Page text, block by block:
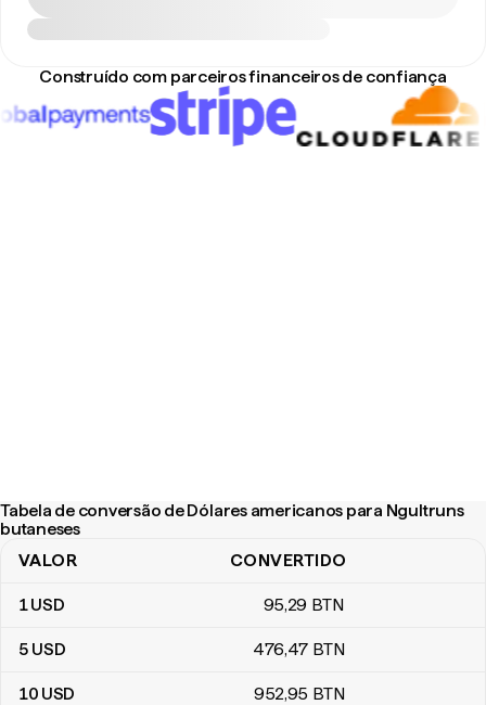
Construído com parceiros financeiros de confiança
Tabela de conversão de Dólares americanos para Ngultruns
butaneses
Tabela de conversão de Dólares americanos para Ngultruns
VALOR CONVERTIDO
1USD 95,29 BTN
5 USD 476,47 BTN
10 USD 952,95 BTN